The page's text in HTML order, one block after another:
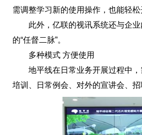
需调整学习新的使用操作，也能轻
此外，亿联的视讯系统还与企业
的“任督二脉”。
多种模式 方便使用
地平线在日常业务开展过程中，
培训、日常例会、对外的宣讲会、